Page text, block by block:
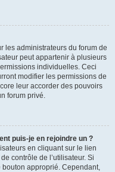
les administrateurs du forum de
peut appartenir à plusieurs
individuelles. Ceci
modifier les permissions de
leur accorder des pouvoirs
forum privé.
puis-je en rejoindre un ?
en cliquant sur le lien
contrôle de l’utilisateur. Si
approprié. Cependant,